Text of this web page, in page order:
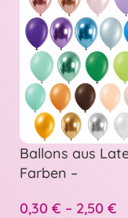
Ballons aus
Farben –
0,30 € – 2,50 €